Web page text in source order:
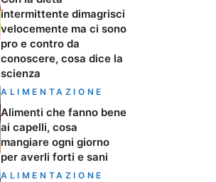
intermittente dimagrisci
velocemente ma ci sono
pro e contro da
conoscere, cosa dice la
scienza
ALIMENTAZIONE
Alimenti che fanno bene
ai capelli, cosa
mangiare ogni giorno
per averli forti e sani
ALIMENTAZIONE